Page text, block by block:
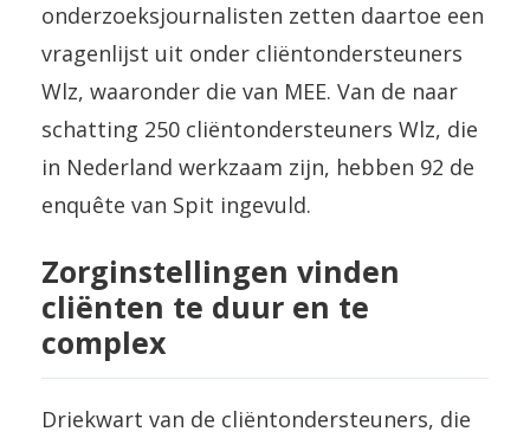
onderzoeksjournalisten zetten daartoe een
vragenlijst uit onder cliëntondersteuners
Wlz, waaronder die van MEE. Van de naar
schatting 250 cliëntondersteuners Wlz, die
in Nederland werkzaam zijn, hebben 92 de
enquête van Spit ingevuld.
Zorginstellingen vinden
cliënten te duur en te
complex
Driekwart van de cliëntondersteuners, die